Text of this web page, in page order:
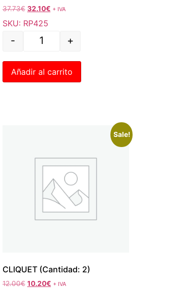
37.73€ 32.10€ + IVA
SKU: RP425
- +
Añadir al carrito
Sale!
CLIQUET (Cantidad: 2)
12.00€ 10.20€ + IVA